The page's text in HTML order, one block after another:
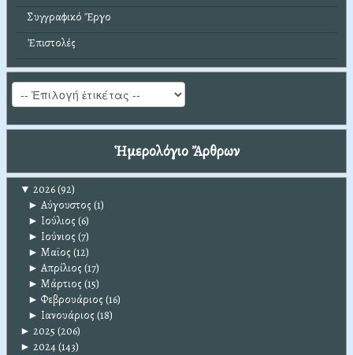
Συγγραφικό Ἔργο
Ἐπιστολές
Ἡμερολόγιο Ἄρθρων
▼ 2026(92)
► Αύγουστος (1)
► Ιούλιος (6)
► Ιούνιος (7)
► Μαϊος (12)
► Απρίλιος (17)
► Μάρτιος (15)
► Φεβρουάριος (16)
► Ιανουάριος (18)
► 2025 (206)
► 2024(143)